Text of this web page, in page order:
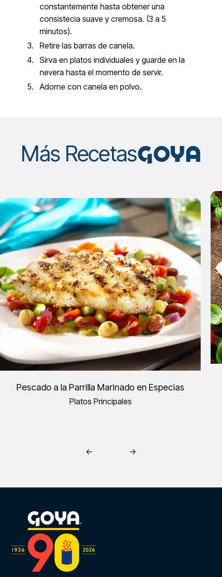
constantemente hasta obtener una
consistecia suave y cremosa. (3 a 5
minutos).
Retire las barras de canela.
Sirva en platos individuales y guarde en la
nevera hasta el momento de servir.
Adorne con canela en polvo.
Más RecetasGOYA
Pescado a la Parrilla Marinado en Especias
Platos Principales